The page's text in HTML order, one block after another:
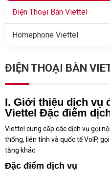
Điện Thoại Bàn Viettel
Homephone Viettel
ĐIỆN THOẠI BÀN
I. Giới thiệu dịch vụ
Viettel Đặc điểm
Viettel cung cấp các dịch vụ gọi
thống, liên tỉnh và quốc tế VoIP,
tăng khác.
Đặc điểm dịch vụ